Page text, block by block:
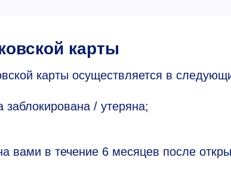
карты
карты осуществляется в
заблокирована / утеряна;
вами в течение 6 месяцев после